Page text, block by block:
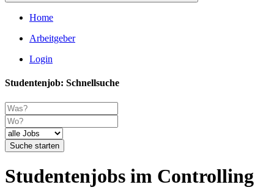
Home
Arbeitgeber
Login
Studentenjob: Schnellsuche
Suche starten
Studentenjobs im Controlling